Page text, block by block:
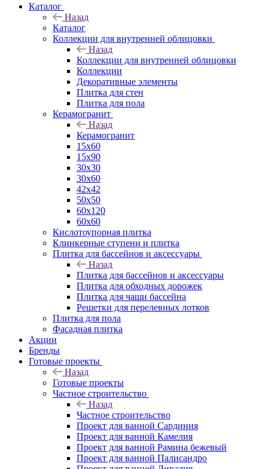
Каталог
Назад
Каталог
Коллекции для внутренней облицовки
Назад
Коллекции для внутренней облицовки
Коллекции
Декоративные элементы
Плитка для стен
Плитка для пола
Керамогранит
Назад
Керамогранит
15х60
15x90
30х30
30х60
42х42
50х50
60х120
60х60
Кислотоупорная плитка
Клинкерные ступени и плитка
Плитка для бассейнов и аксессуары
Назад
Плитка для бассейнов и аксессуары
Плитка для обходных дорожек
Плитка для чаши бассейна
Решетки для перелевных лотков
Плитка для пола
Фасадная плитка
Акции
Бренды
Готовые проекты
Назад
Готовые проекты
Частное строительство
Назад
Частное строительство
Проект для ванной Сардиния
Проект для ванной Камелия
Проект для ванной Рамина бежевый
Проект для ванной Палисандро